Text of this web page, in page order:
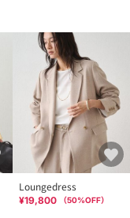
Loungedress
¥19,800 （50%OFF）